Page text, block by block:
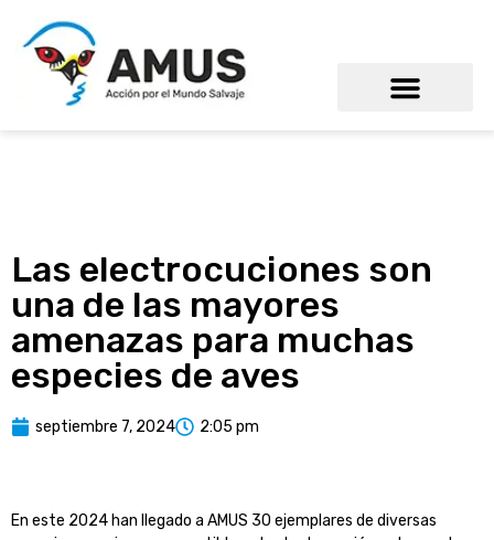
Las electrocuciones son
una de las mayores
amenazas para muchas
especies de aves
septiembre 7, 2024 2:05 pm
En este 2024 han llegado a AMUS 30 ejemplares de diversas